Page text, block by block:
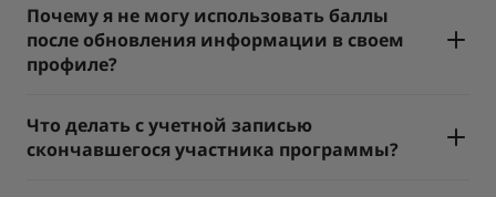
Почему я не могу использовать баллы
после обновления информации в своем
профиле?
Что делать с учетной записью
скончавшегося участника программы?